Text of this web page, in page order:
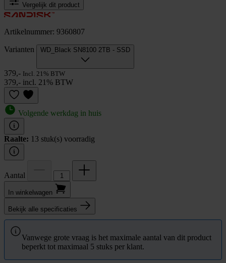
Vergelijk dit product
Artikelnummer: 9360807
Varianten WD_Black SN8100 2TB - SSD
379,- Incl. 21% BTW
379,- incl. 21% BTW
Volgende werkdag in huis
Raalte: 13 stuk(s) voorradig
Aantal
In winkel­wagen
Bekijk alle specificaties
Vanwege grote vraag is het maximale aantal van dit product
beperkt tot maximaal 5 stuks per klant.